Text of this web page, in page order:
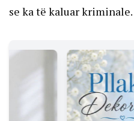
se ka të kaluar kriminale.